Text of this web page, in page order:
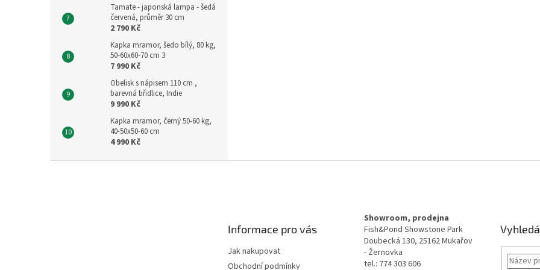
Tamate - japonská lampa - šedá
červená, průměr 30 cm
2 790 Kč
Kapka mramor, šedo bílý, 80 kg,
50-60x60-70 cm 3
7 990 Kč
Obelisk s nápisem 110 cm ,
barevná břidlice, Indie
9 990 Kč
Kapka mramor, černý 50-60 kg,
40-50x50-60 cm
4 990 Kč
Informace pro vás
Jak nakupovat
Obchodní podmínky
Showroom, prodejna
Fish&Pond Showstone Park
Doubecká 130, 25162 Mukařov
- Žernovka
tel.: 774 303 606